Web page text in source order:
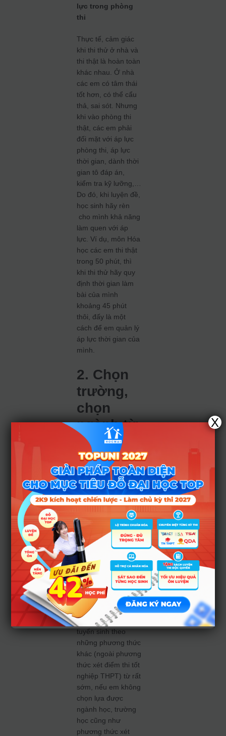
lực trong phòng
thi
Thực tế, cảm giác
khi thi thử ở nhà và
thi thật là hoàn toàn
khác nhau. Ở nhà
các em có tâm thái
tốt hơn, có thể cẩu
thả, sai sót. Nhưng
khi vào phòng thi
thật, các em phải
đối mặt với áp lực
phòng thi, áp lực
thời gian, dành thời
gian tô đáp án,
kiểm tra kỹ lưỡng,…
Do đó, khi luyện đề,
học sinh hãy rèn
cho mình khả năng
làm quen với áp
lực. Ví dụ, môn Hóa
học các em thi thật
trong 50 phút, thì
khi thi thử hãy quy
định thời gian làm
bài của mình
khoảng 45 phút
thôi, đấy là một
cách để em quản lý
áp lực thời gian của
mình.
2. Chọn
trường,
chọn
ngành từ
sớm
Dù việc đăng ký
nguyện vọng được
thực hiện sau khi thi
tốt nghiệp THPT,
khoảng thời gian ít
ỏi, không phải thí
sinh nào cũng đủ
sáng suốt chọn
đúng ngành học,
trường học phù
hợp.
Ngoài ra, các
trường đại học đã
tuyển sinh theo
những phương thức
khác (ngoài phương
thức xét điểm thi tốt
nghiệp THPT) từ rất
sớm, nếu em không
chọn lựa được
ngành học, trường
học cũng như
phương thức xét
X